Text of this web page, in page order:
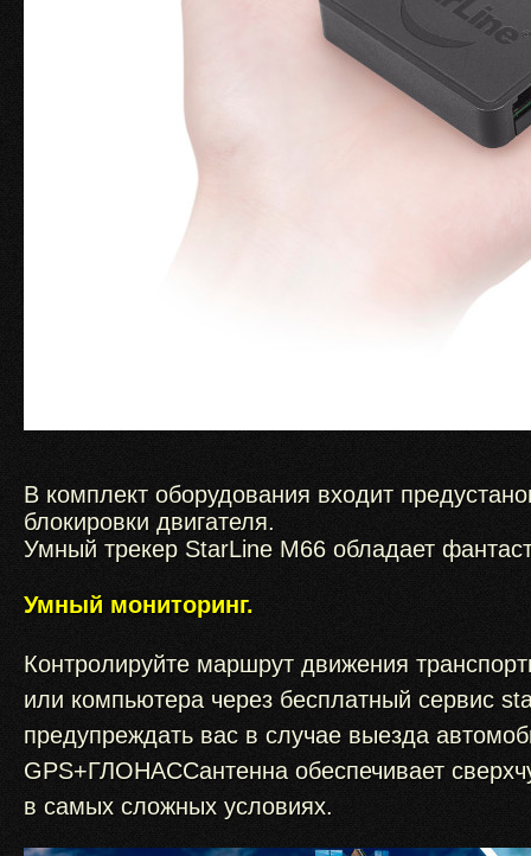
В комплект оборудования входит
блокировки двигателя.
Умный трекер StarLine М66 обладает
Умный мониторинг.
Контролируйте маршрут движения
или компьютера через бесплатный сервис
предупреждать вас в случае выезда
GPS+ГЛОНАССантенна обеспечивает
в самых сложных условиях.